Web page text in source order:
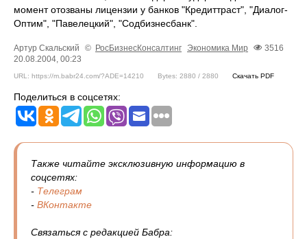
момент отозваны лицензии у банков "Кредиттраст", "Диалог-
Оптим", "Павелецкий", "Содбизнесбанк".
Артур Скальский © РосБизнесКонсалтинг Экономика Мир
3516
20.08.2004, 00:23
URL: https://m.babr24.com/?ADE=14210 Bytes: 2880 / 2880 Скачать PDF
Поделиться в соцсетях:
Также читайте эксклюзивную информацию в
соцсетях:
- Телеграм
- ВКонтакте
Связаться с редакцией Бабра: